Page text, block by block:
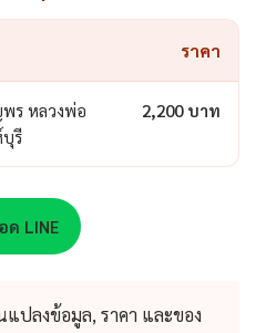
ราคา
พร หลวงพ่อ
รี
2,200 บาท
ด LINE
ปลงข้อมูล, ราคา และของ